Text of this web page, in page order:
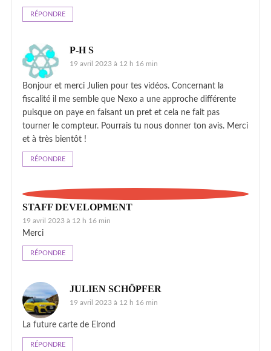
RÉPONDRE
P-H S
19 avril 2023 à 12 h 16 min
Bonjour et merci Julien pour tes vidéos. Concernant la
fiscalité il me semble que Nexo a une approche différente
puisque on paye en faisant un pret et cela ne fait pas
tourner le compteur. Pourrais tu nous donner ton avis. Merci
et à très bientôt !
RÉPONDRE
STAFF DEVELOPMENT
19 avril 2023 à 12 h 16 min
Merci
RÉPONDRE
JULIEN SCHÖPFER
19 avril 2023 à 12 h 16 min
La future carte de Elrond
RÉPONDRE